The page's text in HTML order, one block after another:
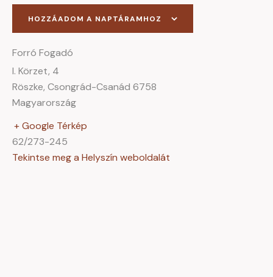
HOZZÁADOM A NAPTÁRAMHOZ
Forró Fogadó
I. Körzet, 4
Röszke, Csongrád-Csanád 6758
Magyarország
+ Google Térkép
62/273-245
Tekintse meg a Helyszín weboldalát